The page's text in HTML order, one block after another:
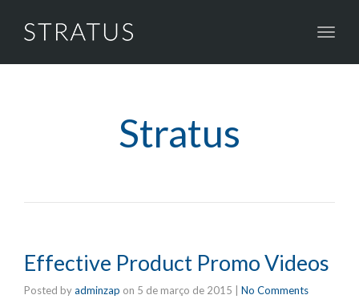
Stratus
Effective Product Promo Videos
Posted byadminzap on 5 de março de 2015 No Comments